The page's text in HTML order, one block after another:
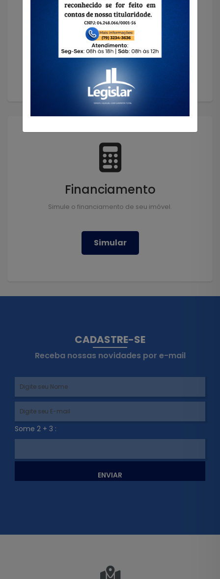
Solicitar Imóvel
Encontramos o imóvel que você precisa!
Solicitar
Financiamento
Simule o financiamento de seu imóvel.
Simular
CADASTRE-SE
Receba nossas novidades por e-mail
Some 2 + 3 :
ENVIAR